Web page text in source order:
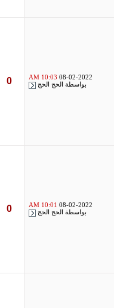
08-02-2022
10:03 AM
بواسطةالحج الحج
08-02-2022
10:01 AM
بواسطةالحج الحج